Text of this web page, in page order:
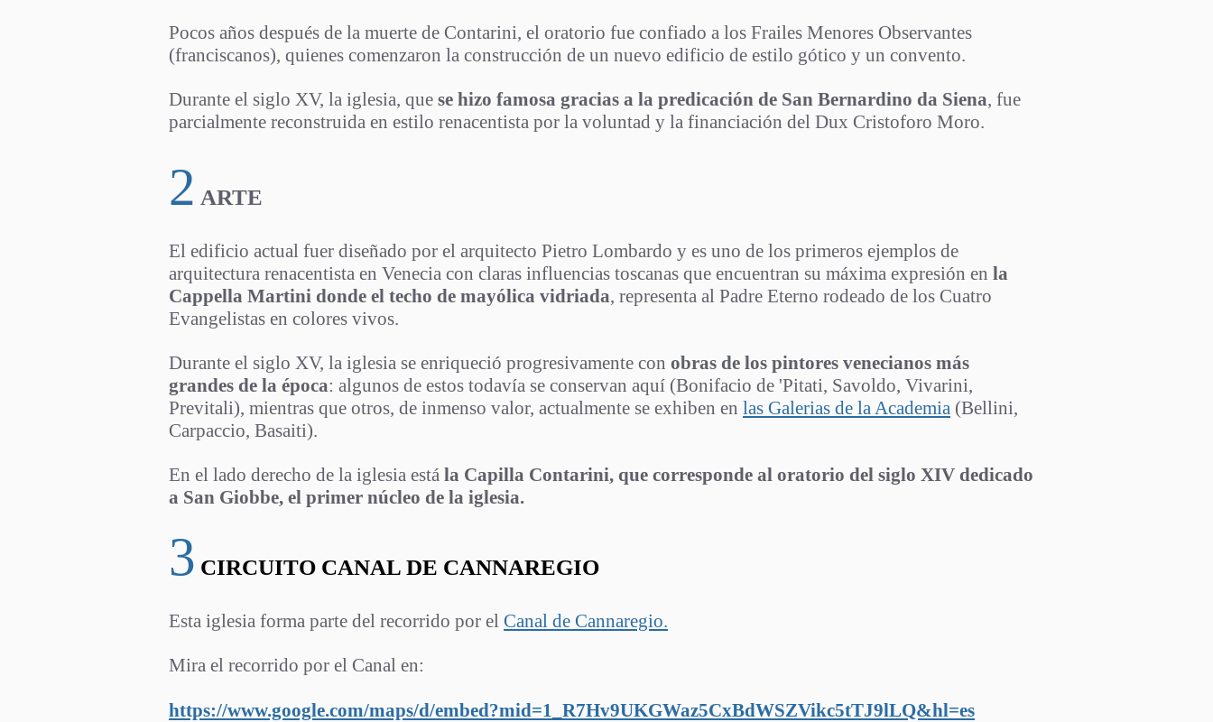
Pocos años después de la muerte de Contarini, el oratorio fue confiado a los Frailes Menores Observantes
(franciscanos), quienes comenzaron la construcción de un nuevo edificio de estilo gótico y un convento.
Durante el siglo XV, la iglesia, que se hizo famosa gracias a la predicación de San Bernardino da Siena, fue
parcialmente reconstruida en estilo renacentista por la voluntad y la financiación del Dux Cristoforo Moro.
2 ARTE
El edificio actual fuer diseñado por el arquitecto Pietro Lombardo y es uno de los primeros ejemplos de
arquitectura renacentista en Venecia con claras influencias toscanas que encuentran su máxima expresión en la
Cappella Martini donde el techo de mayólica vidriada, representa al Padre Eterno rodeado de los Cuatro
Evangelistas en colores vivos.
Durante el siglo XV, la iglesia se enriqueció progresivamente con obras de los pintores venecianos más
grandes de la época: algunos de estos todavía se conservan aquí (Bonifacio de 'Pitati, Savoldo, Vivarini,
Previtali), mientras que otros, de inmenso valor, actualmente se exhiben en las Galerias de la Academia (Bellini,
Carpaccio, Basaiti).
En el lado derecho de la iglesia está la Capilla Contarini, que corresponde al oratorio del siglo XIV dedicado
a San Giobbe, el primer núcleo de la iglesia.
3 CIRCUITO CANAL DE CANNAREGIO
Esta iglesia forma parte del recorrido por el Canal de Cannaregio.
Mira el recorrido por el Canal en:
https://www.google.com/maps/d/embed?mid=1_R7Hv9UKGWaz5CxBdWSZVikc5tTJ9lLQ&hl=es